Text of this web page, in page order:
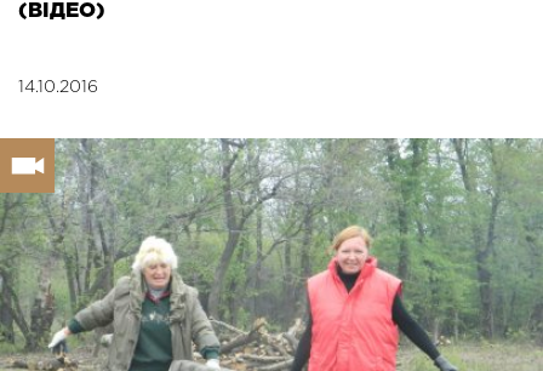
(ВІДЕО)
14.10.2016